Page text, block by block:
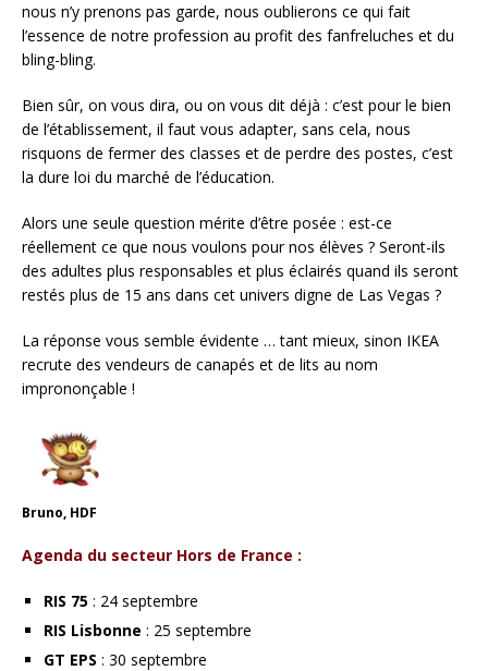
nous n’y prenons pas garde, nous oublierons ce qui fait
l’essence de notre profession au profit des fanfreluches et du
bling-bling.
Bien sûr, on vous dira, ou on vous dit déjà : c’est pour le bien
de l’établissement, il faut vous adapter, sans cela, nous
risquons de fermer des classes et de perdre des postes, c’est
la dure loi du marché de l’éducation.
Alors une seule question mérite d’être posée : est-ce
réellement ce que nous voulons pour nos élèves ? Seront-ils
des adultes plus responsables et plus éclairés quand ils seront
restés plus de 15 ans dans cet univers digne de Las Vegas ?
La réponse vous semble évidente … tant mieux, sinon IKEA
recrute des vendeurs de canapés et de lits au nom
imprononçable !
Bruno, HDF
Agenda du secteur Hors de France :
RIS 75 : 24 septembre
RIS Lisbonne : 25 septembre
GT EPS : 30 septembre